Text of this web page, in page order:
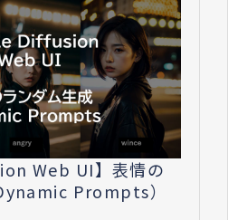
Web UI】表情の
Prompts）